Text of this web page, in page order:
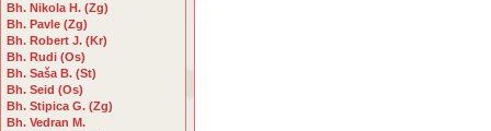
Bh. Nikola H. (Zg)
Bh. Pavle (Zg)
Bh. Robert J. (Kr)
Bh. Rudi (Os)
Bh. Saša B. (St)
Bh. Seid (Os)
Bh. Stipica G. (Zg)
Bh. Vedran M.